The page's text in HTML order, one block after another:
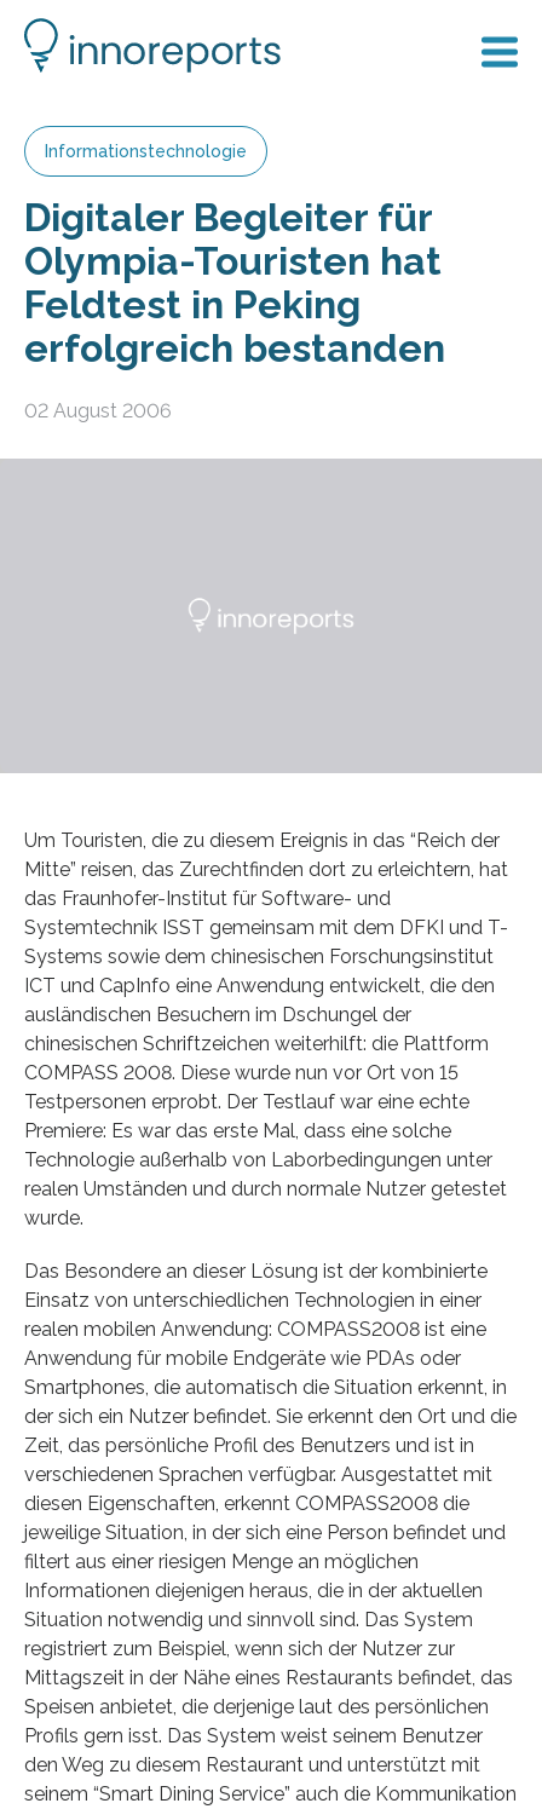
Informationstechnologie
Digitaler Begleiter für
Olympia-Touristen hat
Feldtest in Peking
erfolgreich bestanden
02 August 2006
Um Touristen, die zu diesem Ereignis in das “Reich der
Mitte” reisen, das Zurechtfinden dort zu erleichtern, hat
das Fraunhofer-Institut für Software- und
Systemtechnik ISST gemeinsam mit dem DFKI und T-
Systems sowie dem chinesischen Forschungsinstitut
ICT und CapInfo eine Anwendung entwickelt, die den
ausländischen Besuchern im Dschungel der
chinesischen Schriftzeichen weiterhilft: die Plattform
COMPASS 2008. Diese wurde nun vor Ort von 15
Testpersonen erprobt. Der Testlauf war eine echte
Premiere: Es war das erste Mal, dass eine solche
Technologie außerhalb von Laborbedingungen unter
realen Umständen und durch normale Nutzer getestet
wurde.
Das Besondere an dieser Lösung ist der kombinierte
Einsatz von unterschiedlichen Technologien in einer
realen mobilen Anwendung: COMPASS2008 ist eine
Anwendung für mobile Endgeräte wie PDAs oder
Smartphones, die automatisch die Situation erkennt, in
der sich ein Nutzer befindet. Sie erkennt den Ort und die
Zeit, das persönliche Profil des Benutzers und ist in
verschiedenen Sprachen verfügbar. Ausgestattet mit
diesen Eigenschaften, erkennt COMPASS2008 die
jeweilige Situation, in der sich eine Person befindet und
filtert aus einer riesigen Menge an möglichen
Informationen diejenigen heraus, die in der aktuellen
Situation notwendig und sinnvoll sind. Das System
registriert zum Beispiel, wenn sich der Nutzer zur
Mittagszeit in der Nähe eines Restaurants befindet, das
Speisen anbietet, die derjenige laut des persönlichen
Profils gern isst. Das System weist seinem Benutzer
den Weg zu diesem Restaurant und unterstützt mit
seinem “Smart Dining Service” auch die Kommunikation